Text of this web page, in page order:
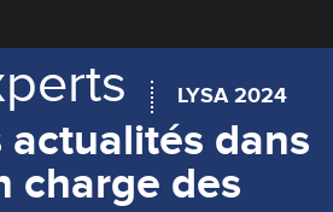
LYSA 2024
actualités dans
charge des